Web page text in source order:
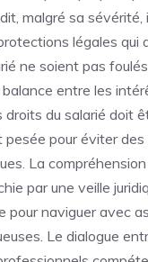
malgré sa
légales qui
ne soient pas
entre les
droits du salarié doit
pesée pour éviter
La
par une veille
pour naviguer avec
Le dialogue